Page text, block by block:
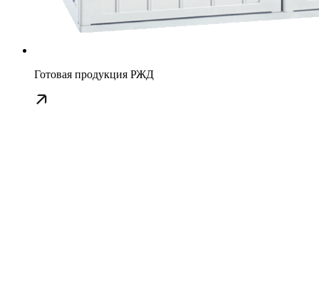
Готовая продукция РЖД